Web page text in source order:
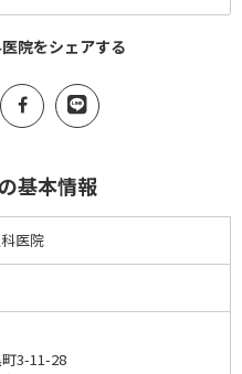
院をシェアする
基本情報
医院
3-11-28